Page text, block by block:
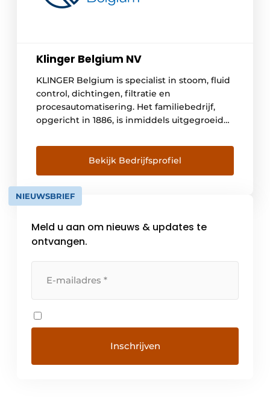
Klinger Belgium NV
KLINGER Belgium is specialist in stoom, fluid
control, dichtingen, filtratie en
procesautomatisering. Het familiebedrijf,
opgericht in 1886, is inmiddels uitgegroeid
individuele welvarende en professionele
bedrijven. Aangezien innovatie een
belangrijke pijler is, investeert KLINGER veel
in onderzoek en ontwikkeling, met als
resultaat een uitgebreid assortiment
Bekijk Bedrijfsprofiel
NIEUWSBRIEF
Meld u aan om nieuws & updates te
ontvangen.